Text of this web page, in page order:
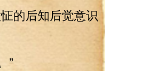
的后知后觉意识
”